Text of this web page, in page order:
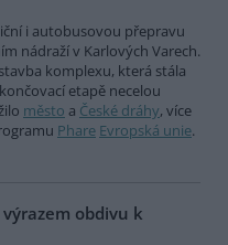
i autobusovou přepravu
nádraží v Karlových Varech.
komplexu, která stála
etapě necelou
město a České dráhy, více
Phare Evropská unie.
obdivu k